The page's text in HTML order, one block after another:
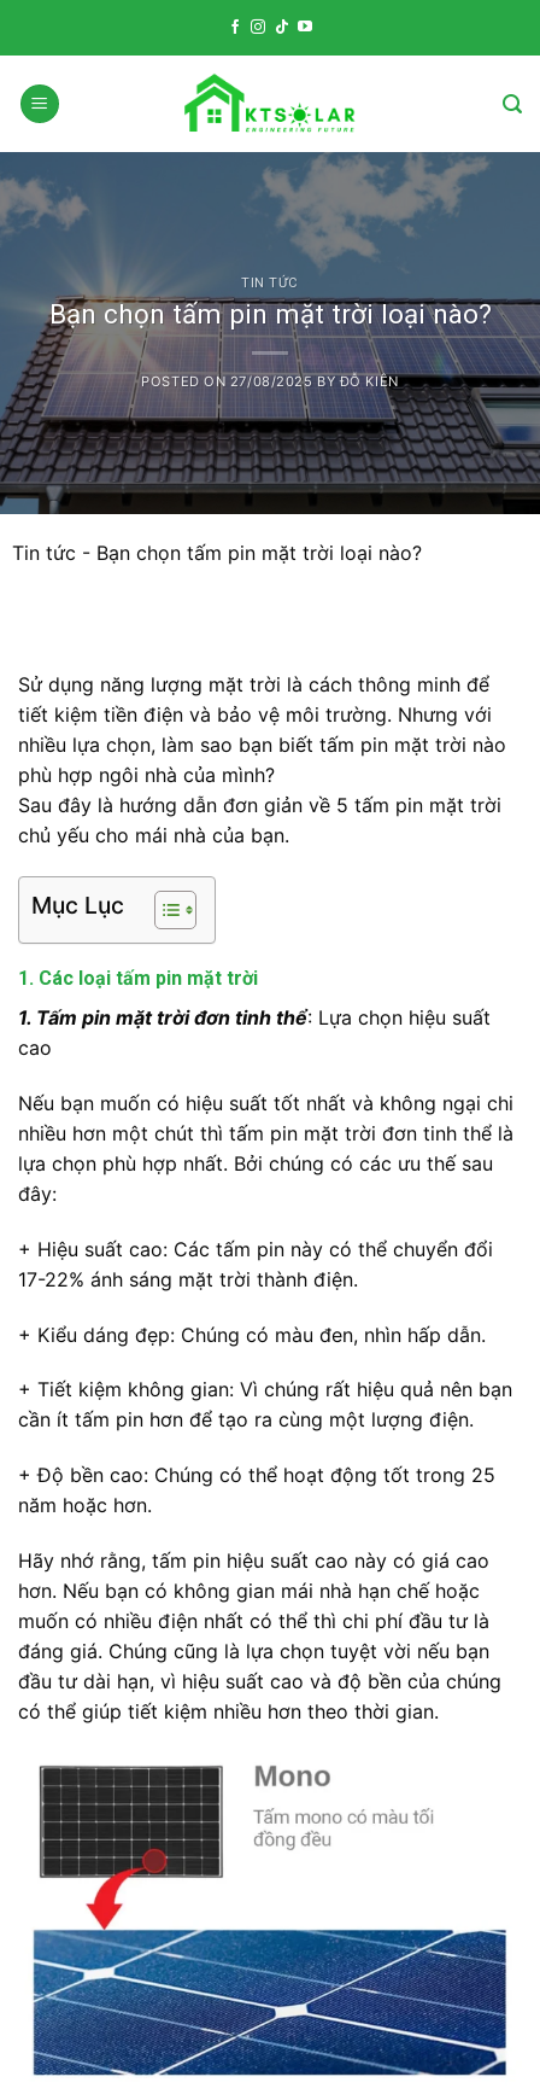
TIN TỨC
Bạn chọn tấm pin mặt trời loại nào?
POSTED ON 27/08/2025BYĐỖ KIÊN
Tin tức - Bạn chọn tấm pin mặt trời loại nào?
Sử dụng năng lượng mặt trời là cách thông minh để
tiết kiệm tiền điện và bảo vệ môi trường. Nhưng với
nhiều lựa chọn, làm sao bạn biết tấm pin mặt trời nào
phù hợp ngôi nhà của mình?
Sau đây là hướng dẫn đơn giản về 5 tấm pin mặt trời
chủ yếu cho mái nhà của bạn.
Mục Lục
1. Các loại tấm pin mặt trời
1. Tấm pin mặt trời đơn tinh thể: Lựa chọn hiệu suất
cao
Nếu bạn muốn có hiệu suất tốt nhất và không ngại chi
nhiều hơn một chút thì tấm pin mặt trời đơn tinh thể là
lựa chọn phù hợp nhất. Bởi chúng có các ưu thế sau
đây:
+ Hiệu suất cao: Các tấm pin này có thể chuyển đổi
17-22% ánh sáng mặt trời thành điện.
+ Kiểu dáng đẹp: Chúng có màu đen, nhìn hấp dẫn.
+ Tiết kiệm không gian: Vì chúng rất hiệu quả nên bạn
cần ít tấm pin hơn để tạo ra cùng một lượng điện.
+ Độ bền cao: Chúng có thể hoạt động tốt trong 25
năm hoặc hơn.
Hãy nhớ rằng, tấm pin hiệu suất cao này có giá cao
hơn. Nếu bạn có không gian mái nhà hạn chế hoặc
muốn có nhiều điện nhất có thể thì chi phí đầu tư là
đáng giá. Chúng cũng là lựa chọn tuyệt vời nếu bạn
đầu tư dài hạn, vì hiệu suất cao và độ bền của chúng
có thể giúp tiết kiệm nhiều hơn theo thời gian.